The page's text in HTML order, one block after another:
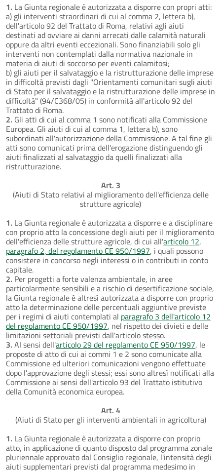
1. La Giunta regionale è autorizzata a disporre con propri atti:
a) gli interventi straordinari di cui al comma 2, lettera b),
dell'articolo 92 del Trattato di Roma, relativi agli aiuti
destinati ad ovviare ai danni arrecati dalle calamità naturali
oppure da altri eventi eccezionali. Sono finanziabili solo gli
interventi non contemplati dalla normativa nazionale in
materia di aiuti di soccorso per eventi calamitosi;
b) gli aiuti per il salvataggio e la ristrutturazione delle imprese
in difficoltà previsti dagli "Orientamenti comunitari sugli aiuti
di Stato per il salvataggio e la ristrutturazione delle imprese in
difficoltà" (94/C368/05) in conformità all'articolo 92 del
Trattato di Roma.
2. Gli atti di cui al comma 1 sono notificati alla Commissione
Europea. Gli aiuti di cui al comma 1, lettera b), sono
subordinati all'autorizzazione della Commissione. A tal fine gli
atti sono comunicati prima dell'erogazione distinguendo gli
aiuti finalizzati al salvataggio da quelli finalizzati alla
ristrutturazione.
Art. 3
(Aiuti di Stato relativi al miglioramento dell'efficienza delle
strutture agricole)
1. La Giunta regionale è autorizzata a disporre e a disciplinare
con proprio atto la concessione degli aiuti per il miglioramento
dell'efficienza delle strutture agricole, di cui all'articolo 12,
paragrafo 2, del regolamento CE 950/1997, i quali possono
consistere in concorso negli interessi o in contributi in conto
capitale.
2. Per progetti a forte valenza ambientale, in aree
particolarmente sensibili e a rischio di desertificazione sociale,
la Giunta regionale è altresì autorizzata a disporre con proprio
atto la determinazione delle percentuali aggiuntive previste
per i regimi di aiuti contemplati al paragrafo 3 dell'articolo 12
del regolamento CE 950/1997, nel rispetto dei divieti e delle
limitazioni settoriali previsti dall'articolo stesso.
3. AI sensi dell'articolo 29 del regolamento CE 950/1997, le
proposte di atto di cui ai commi 1 e 2 sono comunicate alla
Commissione ed ulteriori comunicazioni vengono effettuate
dopo l'approvazione degli stessi; essi sono altresì notificati alla
Commissione ai sensi dell'articolo 93 del Trattato istitutivo
della Comunità economica europea.
Art. 4
(Aiuti di Stato per gli interventi ambientali in agricoltura)
1. La Giunta regionale è autorizzata a disporre con proprio
atto, in applicazione di quanto disposto dal programma zonale
pluriennale approvato dal Consiglio regionale, l'intensità degli
aiuti supplementari previsti dal programma medesimo in